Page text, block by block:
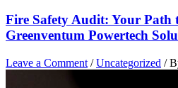
Fire Safety Audit: Your Path
Greenventum Powertech
Leave a Comment /Uncategorized /